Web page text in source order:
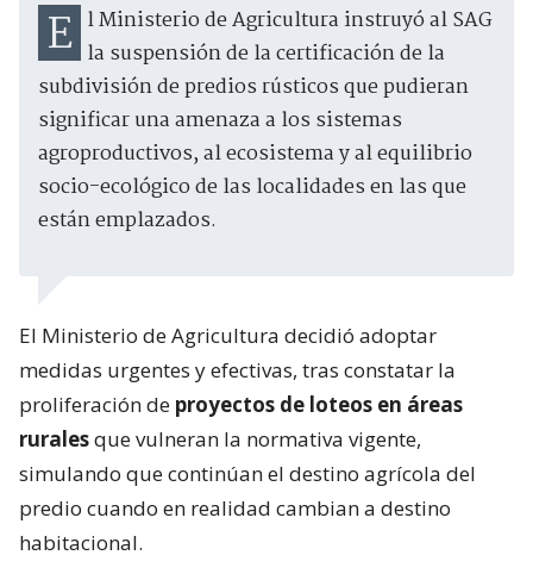
El Ministerio de Agricultura instruyó al SAG la suspensión de la certificación de la
subdivisión de predios rústicos que pudieran
significar una amenaza a los sistemas
agroproductivos, al ecosistema y al equilibrio
socio-ecológico de las localidades en las que
están emplazados.
El Ministerio de Agricultura decidió adoptar
medidas urgentes y efectivas, tras constatar la
proliferación de proyectos de loteos en áreas
ruralesque vulneran la normativa vigente,
simulando que continúan el destino agrícola del
predio cuando en realidad cambian a destino
habitacional.